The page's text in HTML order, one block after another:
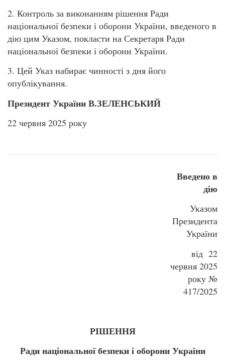
2. Контроль за виконанням рішення Ради
національної безпеки і оборони України, введеного в
дію цим Указом, покласти на Секретаря Ради
національної безпеки і оборони України.
3. Цей Указ набирає чинності з дня його
опублікування.
Президент України В.ЗЕЛЕНСЬКИЙ
22 червня 2025 року
Введено в
дію
Указом
Президента
України
від 22
червня 2025
року №
417/2025
РІШЕННЯ
Ради національної безпеки і оборони України